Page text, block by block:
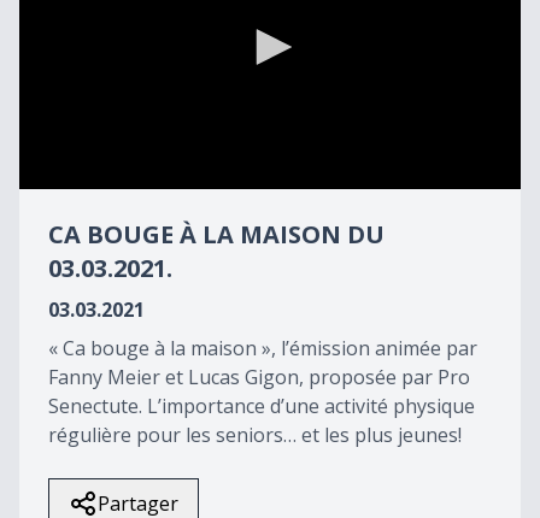
minutes,
seconds
CA BOUGE À LA MAISON DU
03.03.2021.
03.03.2021
« Ca bouge à la maison », l’émission animée par
Fanny Meier et Lucas Gigon, proposée par Pro
Senectute. L’importance d’une activité physique
régulière pour les seniors… et les plus jeunes!
Partager